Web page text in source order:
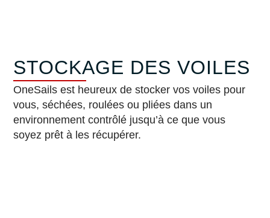
STOCKAGE DES VOILES
OneSails est heureux de stocker vos voiles pour
vous, séchées, roulées ou pliées dans un
environnement contrôlé jusqu’à ce que vous
soyez prêt à les récupérer.